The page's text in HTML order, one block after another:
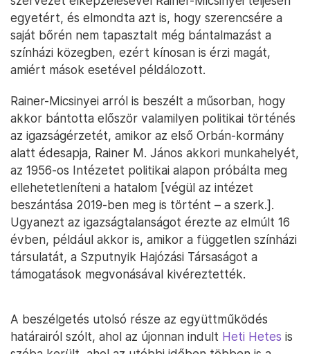
egyetért, és elmondta azt is, hogy szerencsére a
saját bőrén nem tapasztalt még bántalmazást a
színházi közegben, ezért kínosan is érzi magát,
amiért mások esetével példálozott.
Rainer-Micsinyei arról is beszélt a műsorban, hogy
akkor bántotta először valamilyen politikai történés
az igazságérzetét, amikor az első Orbán-kormány
alatt édesapja, Rainer M. János akkori munkahelyét,
az 1956-os Intézetet politikai alapon próbálta meg
ellehetetleníteni a hatalom [végül az intézet
beszántása 2019-ben meg is történt – a szerk.].
Ugyanezt az igazságtalanságot érezte az elmúlt 16
évben, például akkor is, amikor a független színházi
társulatát, a Szputnyik Hajózási Társaságot a
támogatások megvonásával kivéreztették.
A beszélgetés utolsó része az együttműködés
határairól szólt, ahol az újonnan indult Heti Hetes is